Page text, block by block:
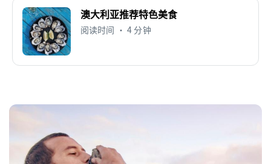
澳大利亚推荐特色美食
阅读时间 • 4 分钟